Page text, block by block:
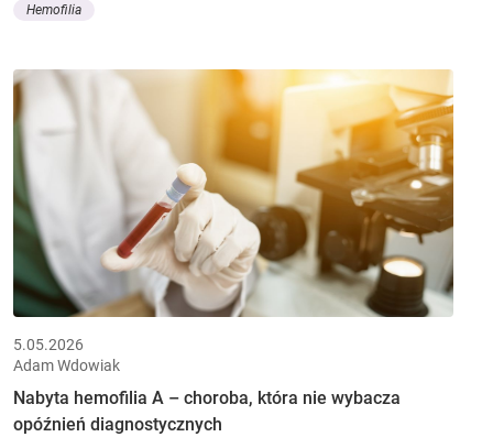
Hemofilia
5.05.2026
Adam Wdowiak
Nabyta hemofilia A – choroba, która nie wybacza
opóźnień diagnostycznych